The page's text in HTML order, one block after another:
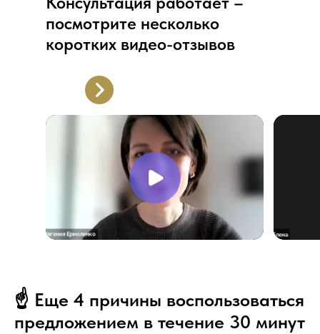
посмотрите несколько
коротких видео-отзывов
☝️ Еще 4 причины воспользоваться
предложением в течение 30 минут
Ответы на частые вопросы